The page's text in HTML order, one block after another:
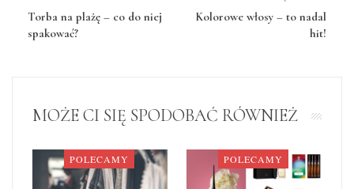
Torba na plażę – co do niej
spakować?
Kolorowe włosy – to nadal
hit!
MOŻE CI SIĘ SPODOBAĆ RÓWNIEŻ
POLECAMY POLECAMY